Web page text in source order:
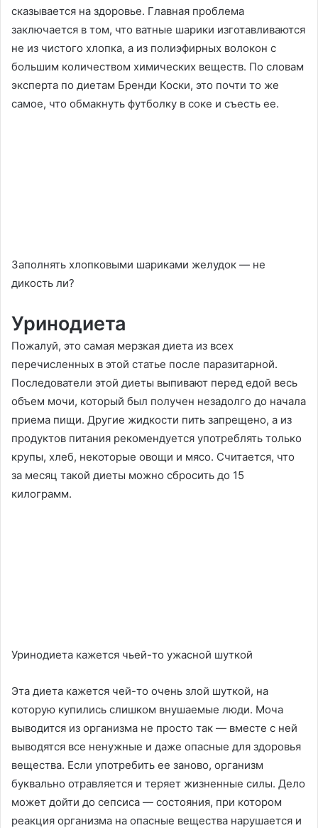
сказывается на здоровье. Главная проблема
заключается в том, что ватные шарики изготавливаются
не из чистого хлопка, а из полиэфирных волокон с
большим количеством химических веществ. По словам
эксперта по диетам Бренди Коски, это почти то же
самое, что обмакнуть футболку в соке и съесть ее.
Заполнять хлопковыми шариками желудок — не
дикость ли?
Уринодиета
Пожалуй, это самая мерзкая диета из всех
перечисленных в этой статье после паразитарной.
Последователи этой диеты выпивают перед едой весь
объем мочи, который был получен незадолго до начала
приема пищи. Другие жидкости пить запрещено, а из
продуктов питания рекомендуется употреблять только
крупы, хлеб, некоторые овощи и мясо. Считается, что
за месяц такой диеты можно сбросить до 15
килограмм.
Уринодиета кажется чьей-то ужасной шуткой
Эта диета кажется чей-то очень злой шуткой, на
которую купились слишком внушаемые люди. Моча
выводится из организма не просто так — вместе с ней
выводятся все ненужные и даже опасные для здоровья
вещества. Если употребить ее заново, организм
буквально отравляется и теряет жизненные силы. Дело
может дойти до сепсиса — состояния, при котором
реакция организма на опасные вещества нарушается и